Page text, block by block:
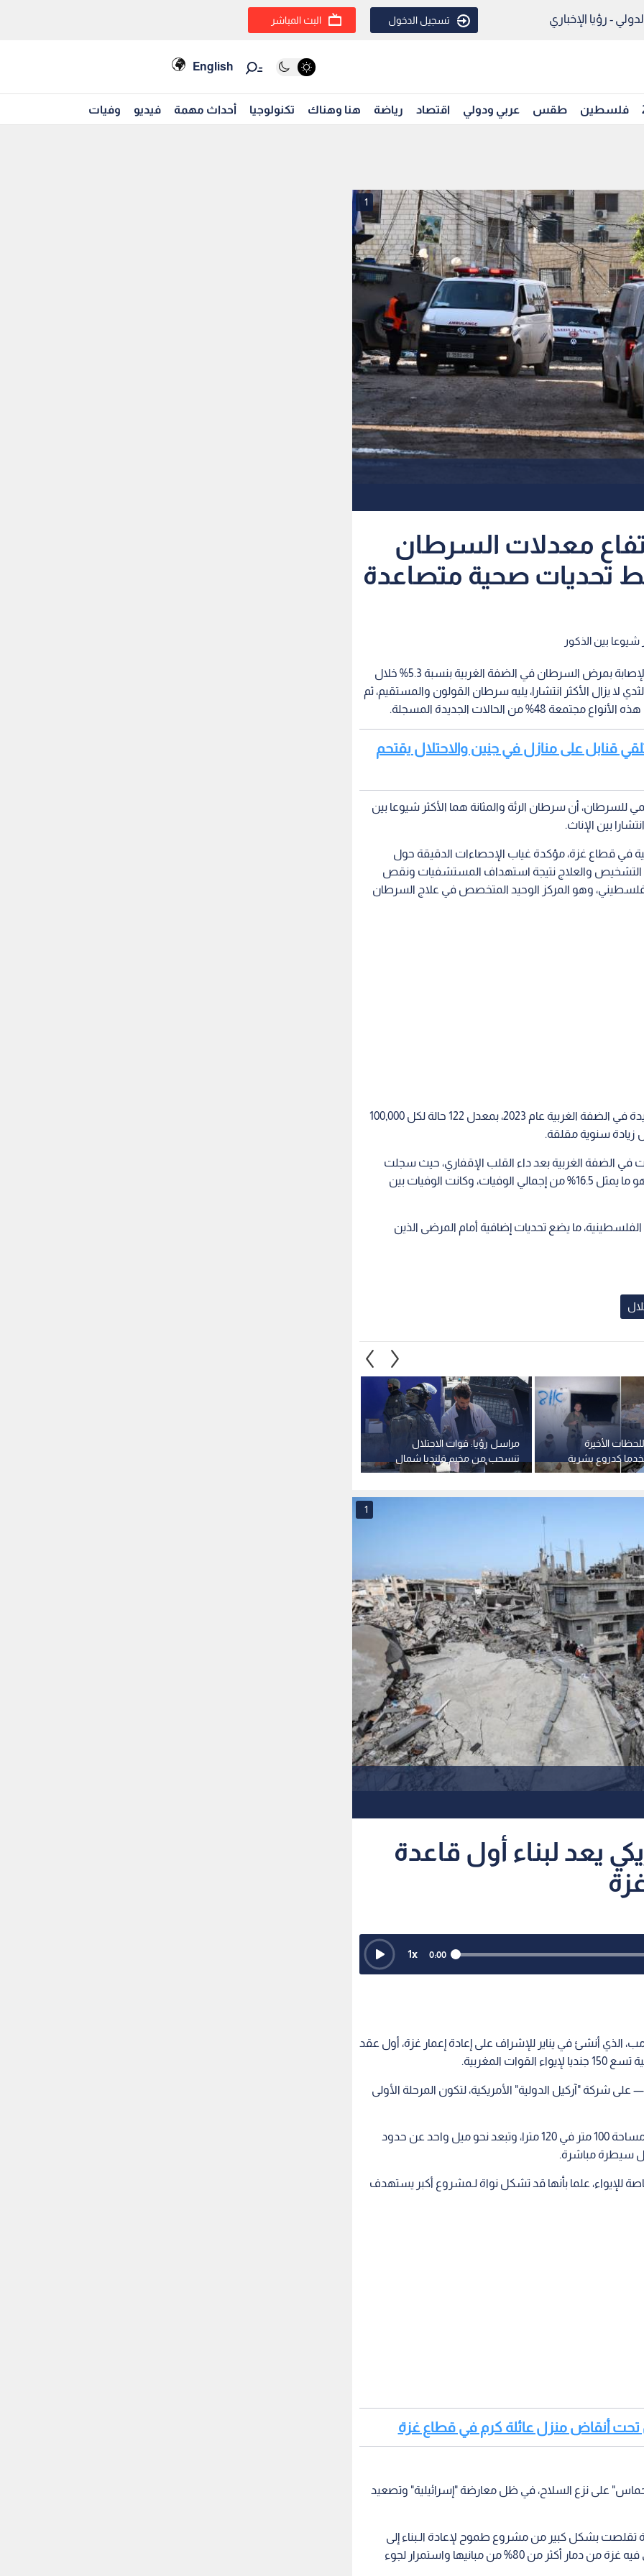
- رؤيا الإخباري تسجيل الدخول البث المباشر
English
فلسطين طقس عربي ودولي اقتصاد رياضة هنا وهناك تكنولوجيا أحداث مهمة فيديو وفيات
1
معدلات السرطان
تحديات صحية متصاعدة
شيوعا بين الذكور
أعلنت وزارة الصحة الفلسطينية عن ارتفاع معدلات الإصابة بمرض السرطان في الضفة الغربية بنسبة 5.3% خلال
إلى أن سرطان الثدي لا يزال الأكثر انتشارا، يليه سرطان القولون والمستقيم، ثم
من الحالات الجديدة المسجلة.
قنابل على منازل في جنين والاحتلال يقتحم
للسرطان، أن سرطان الرئة والمثانة هما الأكثر شيوعا بين
بين الإناث.
في قطاع غزة، مؤكدة غياب الإحصاءات الدقيقة حول
التشخيص والعلاج نتيجة استهداف المستشفيات ونقص
وهو المركز الوحيد المتخصص في علاج السرطان
ووفقا للإحصائيات، تم تسجيل 3,590 حالة سرطان جديدة في الضفة الغربية عام 2023، بمعدل 122 حالة لكل 100,000
في الضفة الغربية بعد داء القلب الإقفاري، حيث سجلت
الضفة 1,405 حالة وفاة بسبب السرطان عام 2023، وهو ما يمثل 16.5% من إجمالي الوفيات، وكانت الوفيات بين
ما يضع تحديات إضافية أمام المرضى الذين
مراسل رؤيا: قوات الاحتلال
تنسحب من مخيم قلنديا شمال
القدس المحتلة
الأخيرة
كدروع بشرية
بغزة
1
يعد لبناء أول قاعدة
0:00
1x
الذي أنشئ في يناير للإشراف على إعادة إعمار غزة، أول عقد
المغربية.
شركة "آركيل الدولية" الأمريكية، لتكون المرحلة الأولى
وبحسب مصادر صحفية، تقع القاعدة الـمقترحة على مساحة 100 متر في 120 مترا، وتبعد نحو ميل واحد عن حدود
سيطرة مباشرة.
للإيواء، علما بأنها قد تشكل نواة لـمشروع أكبر يستهدف
على نزع السلاح، في ظل معارضة "إسرائيلية" وتصعيد
غزة تقلصت بشكل كبير من مشروع طموح لإعادة الـبناء إلى
مشروع تجريبي محدود جنوب القطاع، في وقت تعاني فيه غزة من دمار أكثر من 80% من مبانيها واستمرار لجوء